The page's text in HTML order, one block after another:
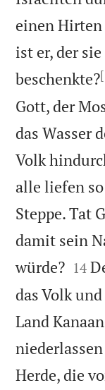
einen
ist er, der
beschenkte?
Gott, der
das Wasser
Volk
alle liefen
Steppe. Tat
damit sein
würde?
14
das Volk
Land
Herde, die